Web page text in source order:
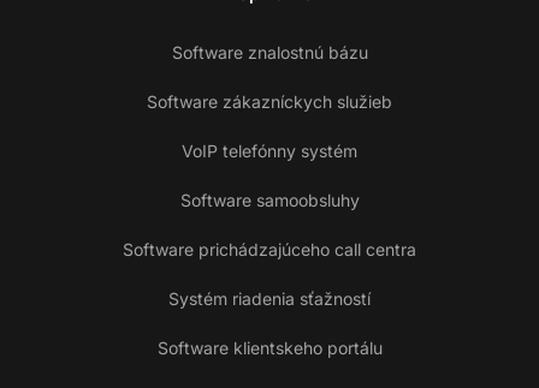
Software znalostnú bázu
Software zákazníckych služieb
VoIP telefónny systém
Software samoobsluhy
Software prichádzajúceho call centra
Systém riadenia sťažností
Software klientskeho portálu